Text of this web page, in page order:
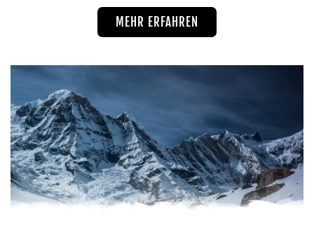
MEHR ERFAHREN